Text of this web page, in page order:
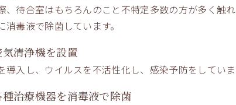
ぱいで
、待合室はもちろんのこと不特定多数の方が多く触
消毒液で除菌しています。
清浄機を設置
導入し、ウイルスを不活性化し、感染予防をしていま
治療機器を消毒液で除菌